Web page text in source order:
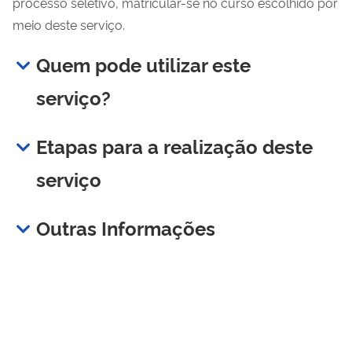
meio deste serviço.
Quem pode utilizar este
serviço?
Etapas para a realização deste
serviço
Outras Informações